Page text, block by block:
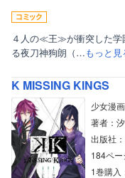
４人の≪王≫が衝突した学
る夜刀神狗朗（…もっと見
K MISSING KINGS
少女漫画
著者：
出版社
184ペー
1巻購入